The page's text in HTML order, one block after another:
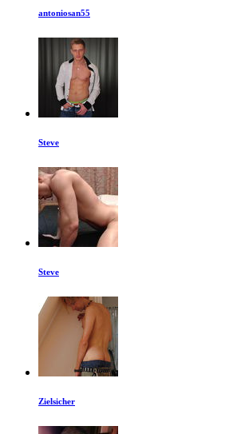
antoniosan55
Steve
Steve
Zielsicher